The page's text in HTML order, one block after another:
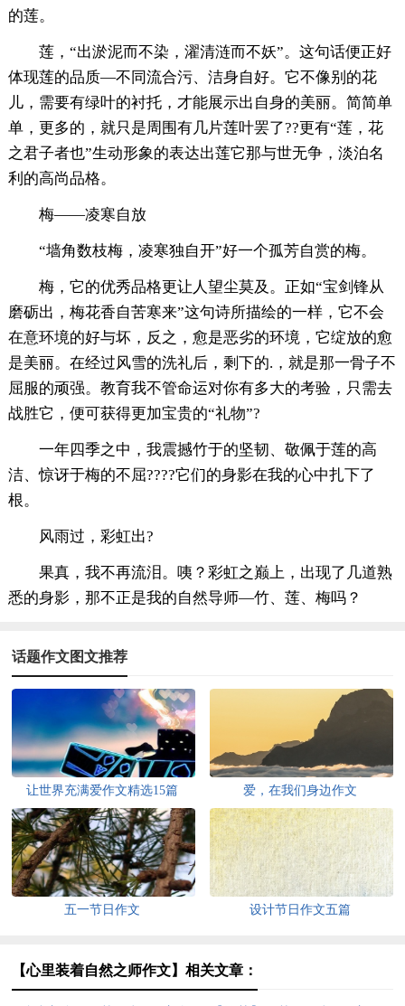
的莲。
莲，“出淤泥而不染，濯清涟而不妖”。这句话便正好
体现莲的品质—不同流合污、洁身自好。它不像别的花
儿，需要有绿叶的衬托，才能展示出自身的美丽。简简单
单，更多的，就只是周围有几片莲叶罢了??更有“莲，花
之君子者也”生动形象的表达出莲它那与世无争，淡泊名
利的高尚品格。
梅——凌寒自放
“墙角数枝梅，凌寒独自开”好一个孤芳自赏的梅。
梅，它的优秀品格更让人望尘莫及。正如“宝剑锋从
磨砺出，梅花香自苦寒来”这句诗所描绘的一样，它不会
在意环境的好与坏，反之，愈是恶劣的环境，它绽放的愈
是美丽。在经过风雪的洗礼后，剩下的.，就是那一骨子不
屈服的顽强。教育我不管命运对你有多大的考验，只需去
战胜它，便可获得更加宝贵的“礼物”?
一年四季之中，我震撼竹于的坚韧、敬佩于莲的高
洁、惊讶于梅的不屈????它们的身影在我的心中扎下了
根。
风雨过，彩虹出?
果真，我不再流泪。咦？彩虹之巅上，出现了几道熟
悉的身影，那不正是我的自然导师—竹、莲、梅吗？
话题作文图文推荐
让世界充满爱作文精选15篇 爱，在我们身边作文
五一节日作文 设计节日作文五篇
【心里装着自然之师作文】相关文章：